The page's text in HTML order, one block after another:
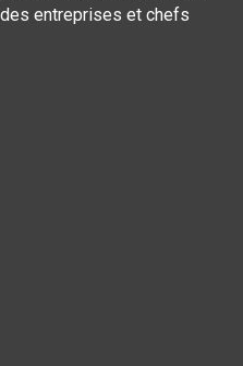
entreprises et chefs